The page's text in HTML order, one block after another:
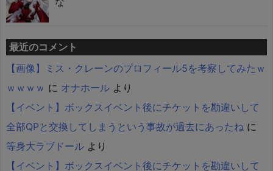
最近のコメント
【画像】ミス・クレーンのプロフィール5を考察してみたｗ
ｗｗｗｗ に オナホール より
【イベント】ボックスイベント後にチケットを勘違いして
全部QPと交換してしまうという事故が過去にあったね に
等身大ラブドール より
【イベント】ボックスイベント後にチケットを勘違いして